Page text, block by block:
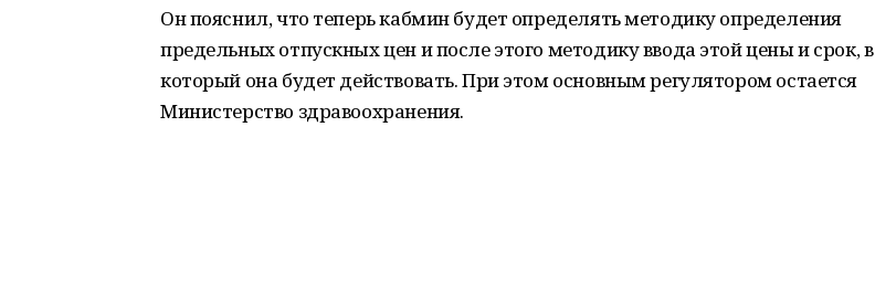
Он пояснил, что теперь кабмин будет определять методику определения
предельных отпускных цен и после этого методику ввода этой цены и срок, в
который она будет действовать. При этом основным регулятором остается
Министерство здравоохранения.